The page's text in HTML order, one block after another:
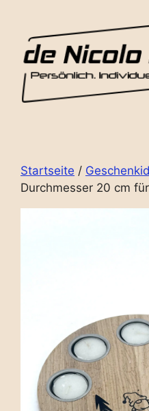
springen
Startseite /
Durchmesser 20 cm